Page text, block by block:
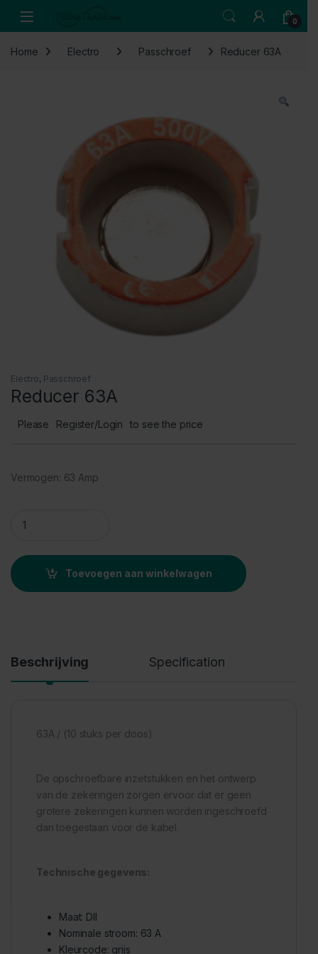
Open 0
Home Electro Passchroef Reducer 63A
Electro, Passchroef
Reducer 63A
Please Register/Login to see the price
Vermogen: 63 Amp
Toevoegen aan winkelwagen
Beschrijving Specification
63A / (10 stuks per doos)
De opschroefbare inzetstukken en het ontwerp
van de zekeringen zorgen ervoor dat er geen
grotere zekeringen kunnen worden ingeschroefd
dan toegestaan voor de kabel.
Technische gegevens:
Maat: DII
Nominale stroom: 63 A
Kleurcode: grijs